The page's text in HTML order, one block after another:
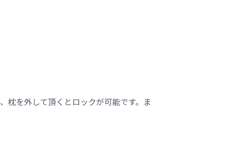
枕を外して頂くとロックが可能です。ま